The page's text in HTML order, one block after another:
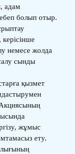
адам
болып отыр.
немесе жолда
сынды
қызмет
жұмыс
ету.